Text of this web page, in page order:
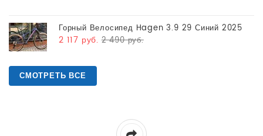
Горный Велосипед Hagen 3.9 29 Синий 2025
2 117 руб.2 490 руб.
СМОТРЕТЬ ВСЕ